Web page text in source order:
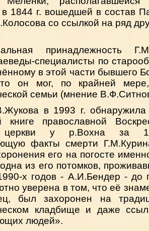
1844 г. вошедшей в состав
со ссылкой на ряд
принадлежность
специалисты по
в этой части бывшего
он мог, по крайней
семьи (мнение
в 1993 г.
книге православной
церкви у р.Вохна за
факты смерти
его на погосте
из его потомков,
х годов - А.И.Бендер - до
уверена в том, что её
был захоронен на
кладбище и даже
людей».